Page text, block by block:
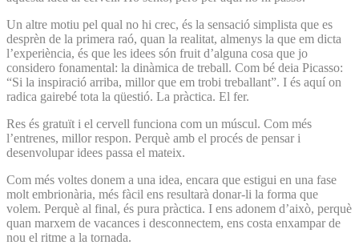
Un altre motiu pel qual no hi crec, és la sensació simplista que es
desprèn de la primera raó, quan la realitat, almenys la que em dicta
l’experiència, és que les idees són fruit d’alguna cosa que jo
considero fonamental: la dinàmica de treball. Com bé deia Picasso:
“Si la inspiració arriba, millor que em trobi treballant”. I és aquí on
radica gairebé tota la qüestió. La pràctica. El fer.
Res és gratuït i el cervell funciona com un múscul. Com més
l’entrenes, millor respon. Perquè amb el procés de pensar i
desenvolupar idees passa el mateix.
Com més voltes donem a una idea, encara que estigui en una fase
molt embrionària, més fàcil ens resultarà donar-li la forma que
volem. Perquè al final, és pura pràctica. I ens adonem d’això, perquè
quan marxem de vacances i desconnectem, ens costa enxampar de
nou el ritme a la tornada.